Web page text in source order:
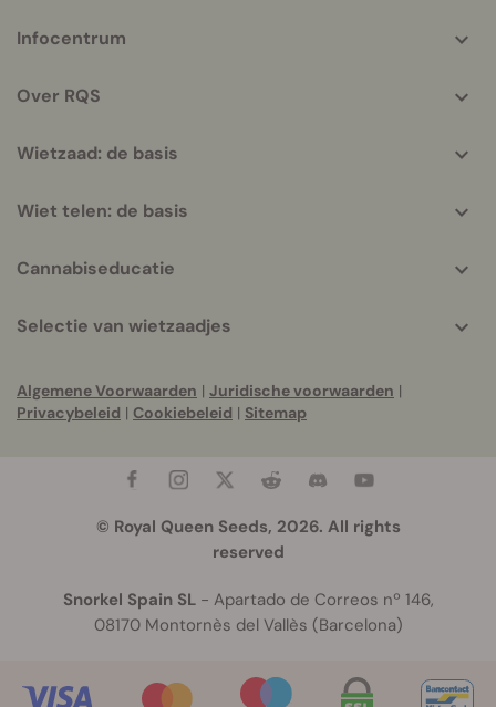
helpful
Infocentrum
Over RQS
Wietzaad: de basis
Wiet telen: de basis
Cannabiseducatie
Selectie van wietzaadjes
Algemene Voorwaarden | Juridische voorwaarden |
Privacybeleid | Cookiebeleid | Sitemap
© Royal Queen Seeds, 2026. All rights
reserved
Snorkel Spain SL- Apartado de Correos nº 146,
08170 Montornès del Vallès (Barcelona)